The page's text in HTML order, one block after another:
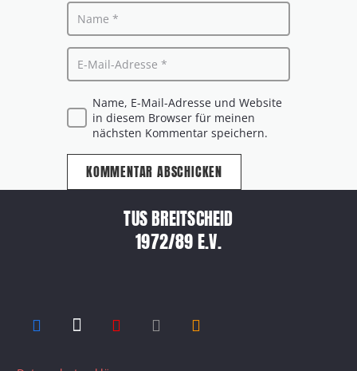
Name, E-Mail-Adresse und Website
in diesem Browser für meinen
nächsten Kommentar speichern.
KOMMENTAR ABSCHICKEN
TUS BREITSCHEID
1972/89 E.V.